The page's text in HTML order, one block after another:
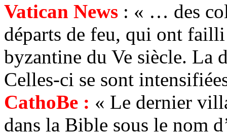
Vatican News : « … des
départs de feu, qui ont
byzantine du Ve siècle. La
Celles-ci se sont
CathoBe : « Le dernier
dans la Bible sous le nom